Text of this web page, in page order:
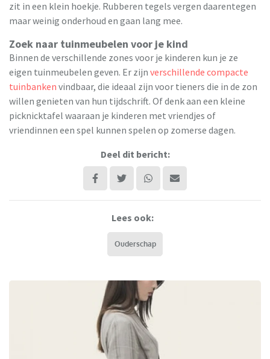
zit in een klein hoekje. Rubberen tegels vergen daarentegen
maar weinig onderhoud en gaan lang mee.
Zoek naar tuinmeubelen voor je kind
Binnen de verschillende zones voor je kinderen kun je ze
eigen tuinmeubelen geven. Er zijn verschillende compacte
tuinbanken vindbaar, die ideaal zijn voor tieners die in de zon
willen genieten van hun tijdschrift. Of denk aan een kleine
picknicktafel waaraan je kinderen met vriendjes of
vriendinnen een spel kunnen spelen op zomerse dagen.
Deel dit bericht:
Lees ook:
Ouderschap